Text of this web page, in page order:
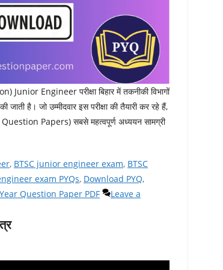
Engineer परीक्षा बिहार में तकनीकी विभागों
जाती है। जो उम्मीदवार इस परीक्षा की तैयारी कर रहे हैं,
Papers) सबसे महत्वपूर्ण अध्ययन सामग्री
, BTSC junior engineer exam, BTSC
exam PYQs, Download PYQ,
Question Paper PDF
Leave a